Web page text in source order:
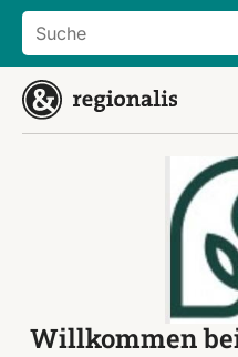
Search
for:
Willkommen